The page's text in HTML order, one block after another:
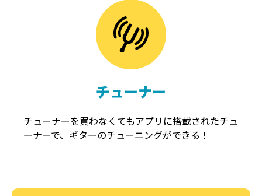
チューナー
チューナーを買わなくてもアプリに搭載されたチュ
ーナーで、ギターのチューニングができる！